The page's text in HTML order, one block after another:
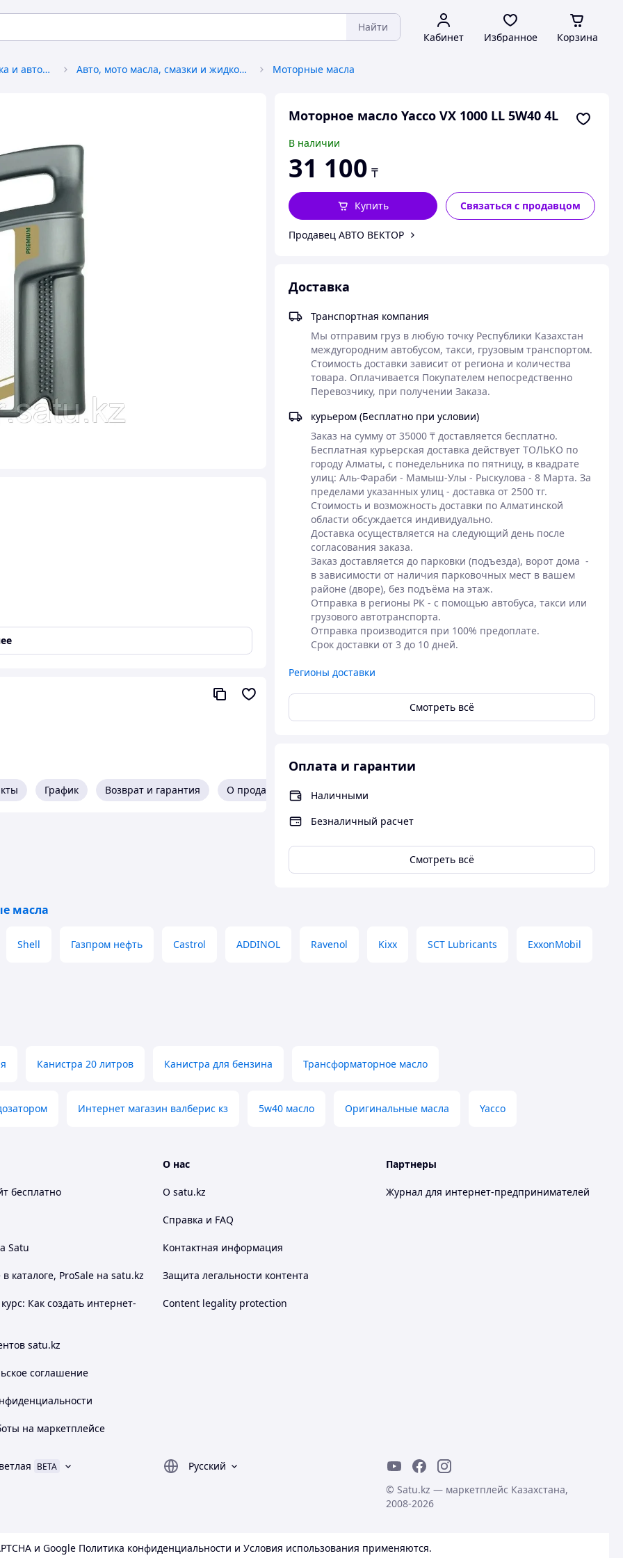
Найти
Кабинет Избранное Корзина
Автохимия, автокосметика и автомасла Авто, мото масла, смазки и жидкости Моторные масла
Моторное масло Yacco VX 1000 LL 5W40 4L
В наличии
31 100 ₸
Купить Связаться с продавцом
Продавец АВТО ВЕКТОР
Доставка
Транспортная компания
Мы отправим груз в любую точку Республики Казахстан
междугородним автобусом, такси, грузовым транспортом.
Стоимость доставки зависит от региона и количества
товара. Оплачивается Покупателем непосредственно
Перевозчику, при получении Заказа.
курьером (Бесплатно при условии)
Заказ на сумму от 35000 ₸ доставляется бесплатно.
Бесплатная курьерская доставка действует ТОЛЬКО по
городу Алматы, с понедельника по пятницу, в квадрате
улиц: Аль-Фараби - Мамыш-Улы - Рыскулова - 8 Марта. За
пределами указанных улиц - доставка от 2500 тг.
Стоимость и возможность доставки по Алматинской
области обсуждается индивидуально.
Доставка осуществляется на следующий день после
согласования заказа.
Заказ доставляется до парковки (подъезда), ворот дома  -
в зависимости от наличия парковочных мест в вашем
районе (дворе), без подъёма на этаж.
Отправка в регионы РК - с помощью автобуса, такси или
грузового автотранспорта.
Отправка производится при 100% предоплате.
Срок доставки от 3 до 10 дней.
Регионы доставки
Смотреть всё
Оплата и гарантии
Наличными
Безналичный расчет
Смотреть всё
ACEA C3 в классе вязкости SAE 5W-40,
до 2007 года: бензиновых (норма VW 502.00),
дизельных с насос-форсункой, со
масла, соответствующего норме
в которых требуется использование масла,
к деформации сдвига обеспечивают
режимах эксплуатации
характеристики обеспечивают быстрое
его пуска, и снижают его износ
уровнем сульфатных зол, фосфора и серы
газов и препятствует загрязнению
и снижению выброса CO² и вредных
VX 1000 FAP 5W-40 соответствует требованиям
Fiat 9/55535-S2
График Возврат и гарантия О продавце
масла
Shell Газпром нефть Castrol ADDINOL Ravenol Kixx SCT Lubricants ExxonMobil
Канистра 20 литров Канистра для бензина Трансформаторное масло
Интернет магазин валберис кз 5w40 масло Оригинальные масла Yacco
бесплатно
Satu
каталоге, ProSale на satu.kz
Как создать интернет-
satu.kz
соглашение
на маркетплейсе
О нас
О satu.kz
Справка и FAQ
Контактная информация
Защита легальности контента
Content legality protection
Партнеры
Журнал для интернет-предпринимателей
BETA
Русский
© Satu.kz — маркетплейс Казахстана,
2008-2026
и Google Политика конфиденциальности и Условия использования применяются.